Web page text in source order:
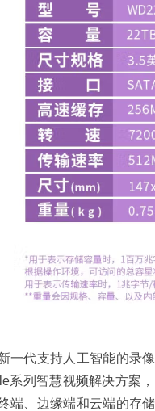
一代支持人工智能的录
系列智慧视频解决方案
端、边缘端和云端的存